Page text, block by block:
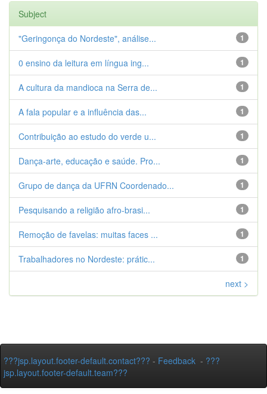
Subject
1
"Geringonça do Nordeste", análise...
1
0 ensino da leitura em língua ing...
1
A cultura da mandioca na Serra de...
1
A fala popular e a influência das...
1
Contribuição ao estudo do verde u...
1
Dança-arte, educação e saúde. Pro...
1
Grupo de dança da UFRN Coordenado...
1
Pesquisando a religião afro-brasi...
1
Remoção de favelas: muitas faces ...
1
Trabalhadores no Nordeste: prátic...
next >
???jsp.layout.footer-default.contact??? - Feedback - ???
jsp.layout.footer-default.team???